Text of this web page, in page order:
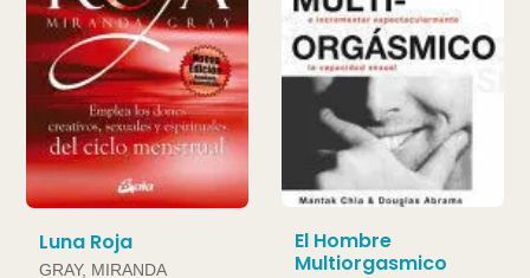
Luna Roja
GRAY, MIRANDA
El Hombre
Multiorgasmico